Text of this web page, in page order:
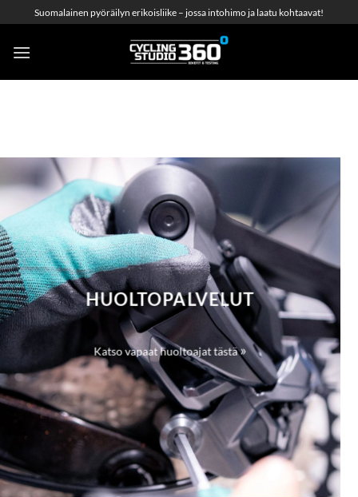
to
content
Suomalainen pyöräilyn erikoisliike – jossa intohimo ja laatu kohtaavat!
HUOLTOPALVELUT
Katso vapaat huoltoajat tästä»